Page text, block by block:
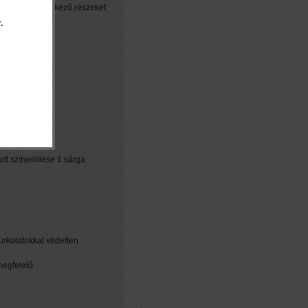
talajjal érintkező részeket
színjelölése 1 sárga
védetten